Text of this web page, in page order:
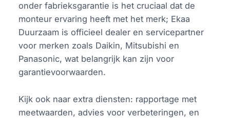
onder fabrieksgarantie is het cruciaal dat de
monteur ervaring heeft met het merk; Ekaa
Duurzaam is officieel dealer en servicepartner
voor merken zoals Daikin, Mitsubishi en
Panasonic, wat belangrijk kan zijn voor
garantievoorwaarden.
Kijk ook naar extra diensten: rapportage met
meetwaarden, advies voor verbeteringen, en